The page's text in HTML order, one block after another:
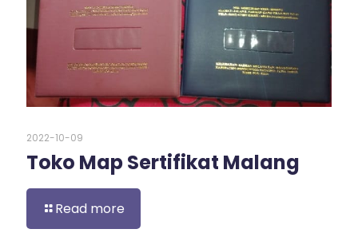
2022-10-09
Toko Map Sertifikat Malang
Read more